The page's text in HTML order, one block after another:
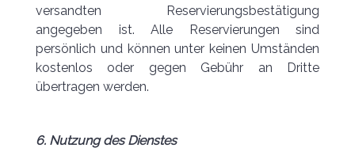
versandten Reservierungsbestätigung
angegeben ist. Alle Reservierungen sind
persönlich und können unter keinen Umständen
kostenlos oder gegen Gebühr an Dritte
übertragen werden.
6. Nutzung des Dienstes